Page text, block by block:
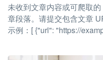
未收到文章内容或可爬取
章段落。请提交包含文章
示例：[ {"url": "https://